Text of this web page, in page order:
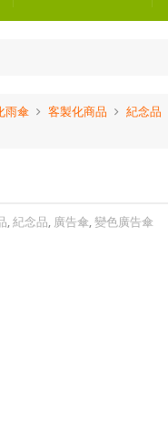
雨傘 客製化商品 紀念品
, 紀念品, 廣告傘, 變色廣告傘